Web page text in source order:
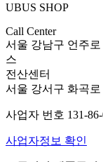
UBUS SHOP
Call Center
서울 강남구 언주로
스
전산센터
서울 강서구 화곡로
사업자 번호 131-
사업자정보 확인